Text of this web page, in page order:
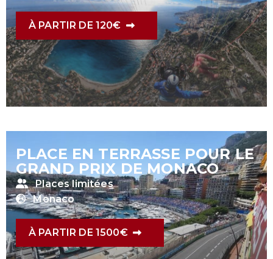
À PARTIR DE 120€
PLACE EN TERRASSE POUR LE
GRAND PRIX DE MONACO
Places limitées
Monaco
À PARTIR DE 1500€